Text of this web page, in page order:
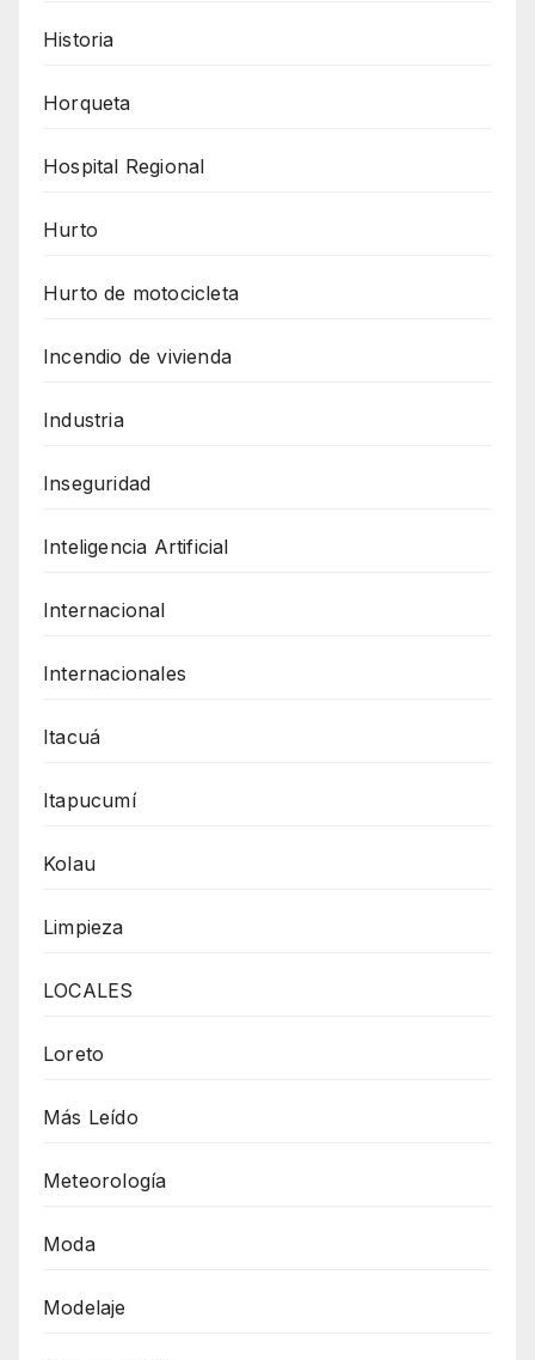
Historia
Horqueta
Hospital Regional
Hurto
Hurto de motocicleta
Incendio de vivienda
Industria
Inseguridad
Inteligencia Artificial
Internacional
Internacionales
Itacuá
Itapucumí
Kolau
Limpieza
LOCALES
Loreto
Más Leído
Meteorología
Moda
Modelaje